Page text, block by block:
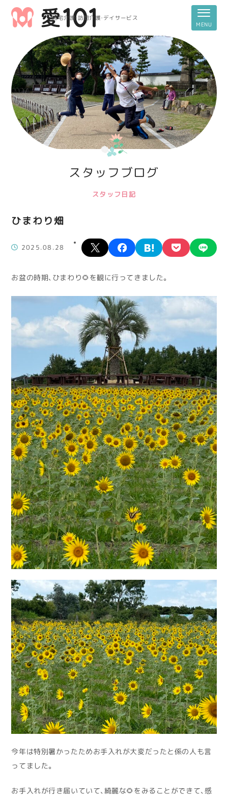
居宅介護・訪問介護・デイサービス
スタッフブログ
スタッフ日記
ひまわり畑
2025.08.28
X facebookhatena pocket
お盆の時期、ひまわり🌻を観に行ってきました。
今年は特別暑かったためお手入れが大変だったと係の人も言
ってました。
お手入れが行き届いていて、綺麗な🌻をみることができて、感